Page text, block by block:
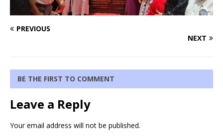
PREVIOUS
NEXT
BE THE FIRST TO COMMENT
Leave a Reply
Your email address will not be published.